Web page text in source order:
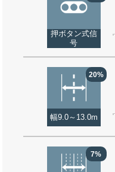
押ボタン式信
号
20%
幅9.0～13.0m
7%